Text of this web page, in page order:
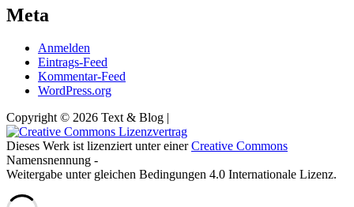
Meta
Anmelden
Eintrags-Feed
Kommentar-Feed
WordPress.org
Copyright © 2026 Text & Blog |
Dieses Werk ist lizenziert unter einerCreative Commons
Namensnennung -
Weitergabe unter gleichen Bedingungen 4.0 Internationale Lizenz.